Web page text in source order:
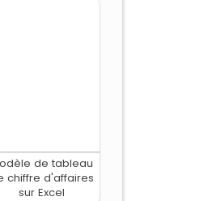
de tableau
chiffre d'affaires
sur Excel